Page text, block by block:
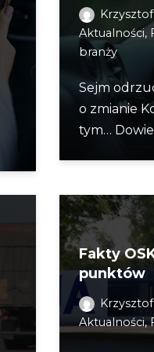
Aktualności,
branży
Sejm
o zmianie
tym…
Fakty
punktów
Aktualności,